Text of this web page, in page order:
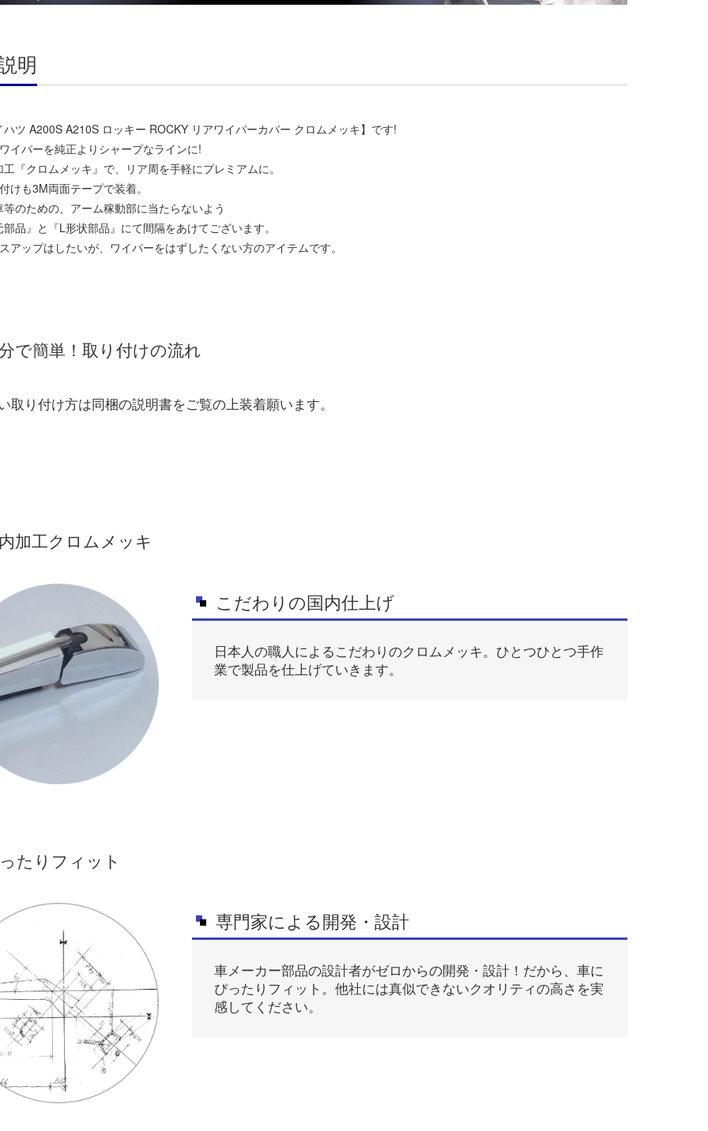
明
ハツ A200S A210S ロッキー ROCKY リアワイパーカバー クロムメッキ】です!
イパーを純正よりシャープなラインに!
工『クロムメッキ』で、リア周を手軽にプレミアムに。
けも3M両面テープで装着。
のための、アーム稼動部に当たらないよう
部品』と『L形状部品』にて間隔をあけてございます。
アップはしたいが、ワイパーをはずしたくない方のアイテムです。
で簡単！取り付けの流れ
取り付け方は同梱の説明書をご覧の上装着願います。
加工クロムメッキ
こだわりの国内仕上げ
日本人の職人によるこだわりのクロムメッキ。ひとつひとつ手作
業で製品を仕上げていきます。
たりフィット
専門家による開発・設計
車メーカー部品の設計者がゼロからの開発・設計！だから、車に
ぴったりフィット。他社には真似できないクオリティの高さを実
感してください。